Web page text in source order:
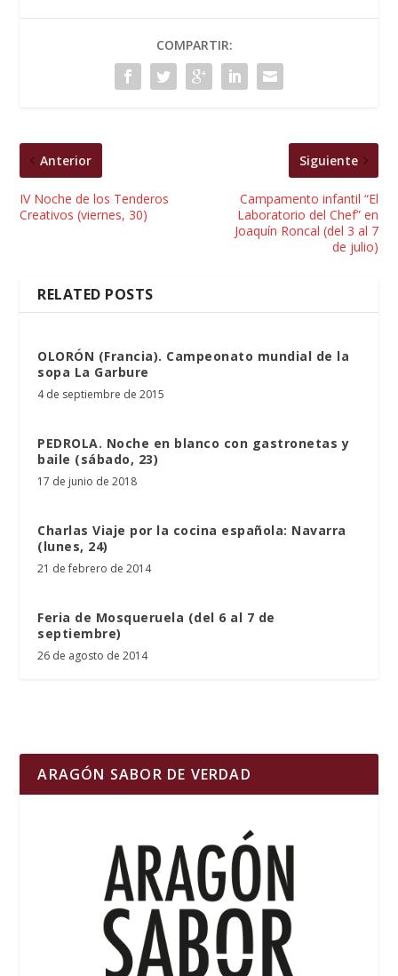
COMPARTIR:
Anterior
IV Noche de los Tenderos
Creativos (viernes, 30)
Siguiente
Campamento infantil “El
Laboratorio del Chef” en
Joaquín Roncal (del 3 al 7
de julio)
RELATED POSTS
OLORÓN (Francia). Campeonato mundial de la
sopa La Garbure
4 de septiembre de 2015
PEDROLA. Noche en blanco con gastronetas y
baile (sábado, 23)
17 de junio de 2018
Charlas Viaje por la cocina española: Navarra
(lunes, 24)
21 de febrero de 2014
Feria de Mosqueruela (del 6 al 7 de
septiembre)
26 de agosto de 2014
ARAGÓN SABOR DE VERDAD